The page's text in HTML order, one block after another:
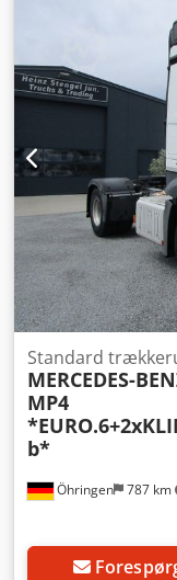
klimaanlæg,
Radio med
varmer * Stationært
automatik *
Køleskab *
ASR (antispin) ----*
Tryklufthorn *
mellemsalg.
Tzks Aavof Har du
yderligere
WhatsApp.
Öhringen 787 km
Standard
MERCEDES-
MP4
b*